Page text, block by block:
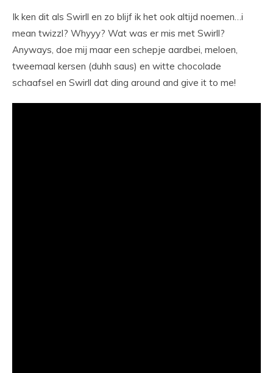
Ik ken dit als Swirll en zo blijf ik het ook altijd noemen…i
mean twizzl? Whyyy? Wat was er mis met Swirll?
Anyways, doe mij maar een schepje aardbei, meloen,
tweemaal kersen (duhh saus) en witte chocolade
schaafsel en Swirll dat ding around and give it to me!